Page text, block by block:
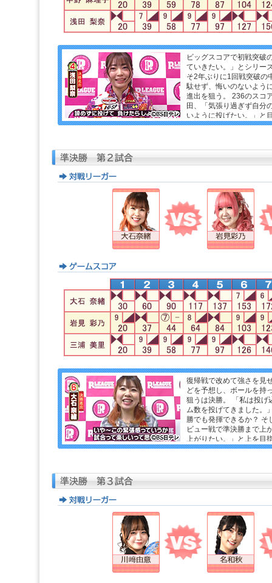
ビッグスコアで初戦突破
ていきたい。」とシリー
そ2年ぶりに1回戦突破の
駄せず、悔いのないよう
進出を狙う。 236のスコ
田、「気張り過ぎず自分
いように投げたい。」と
復帰戦で改めて強さを見
どを予想し、ボールを持
狙うは決勝。 「私は投げ
ム数を投げてきました。
勝でも発揮できるか？ そ
ビュー戦で準決勝まで上
上がりたい。」と上を目